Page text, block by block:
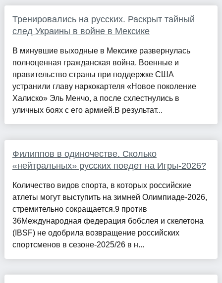
Тренировались на русских. Раскрыт тайный
след Украины в войне в Мексике
В минувшие выходные в Мексике развернулась
полноценная гражданская война. Военные и
правительство страны при поддержке США
устранили главу наркокартеля «Новое поколение
Халиско» Эль Менчо, а после схлестнулись в
уличных боях с его армией.В результат...
Филиппов в одиночестве. Сколько
«нейтральных» русских поедет на Игры-2026?
Количество видов спорта, в которых российские
атлеты могут выступить на зимней Олимпиаде-2026,
стремительно сокращается.9 против
36Международная федерация бобслея и скелетона
(IBSF) не одобрила возвращение российских
спортсменов в сезоне-2025/26 в н...